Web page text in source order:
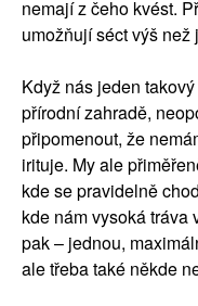
nemají z čeho kvést.
umožňují séct výš než
Když nás jeden
přírodní zahradě,
připomenout, že
irituje. My ale
kde se pravidelně
kde nám vysoká tráva
pak – jednou,
ale třeba také někde